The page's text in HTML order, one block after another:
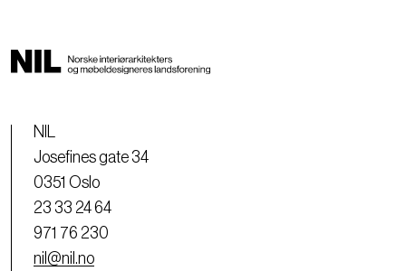
NIL
Josefines gate 34
0351 Oslo
23 33 24 64
971 76 230
nil@nil.no